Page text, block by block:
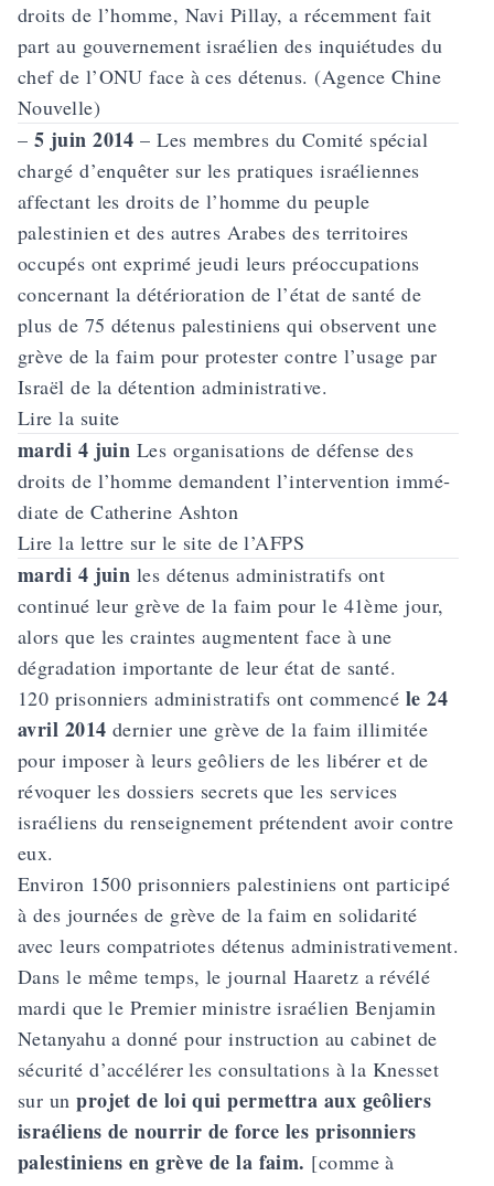
droits de l’homme, Navi Pillay, a récemment fait
part au gouvernement israélien des inquiétudes du
chef de l’ONU face à ces détenus. (Agence Chine
Nouvelle)
– 5 juin 2014– Les membres du Comité spécial
chargé d’enquêter sur les pratiques israéliennes
affectant les droits de l’homme du peuple
palestinien et des autres Arabes des territoires
occupés ont exprimé jeudi leurs préoccupations
concernant la détérioration de l’état de santé de
plus de 75 détenus palestiniens qui observent une
grève de la faim pour protester contre l’usage par
Israël de la détention administrative.
Lire la suite
mardi 4 juin Les orga­ni­sa­tions de défense des
droits de l’homme demandent l’intervention immé­
diate de Catherine Ashton
Lire la lettre sur le site de l’AFPS
mardi 4 juin les détenus administratifs ont
continué leur grève de la faim pour le 41ème jour,
alors que les craintes augmentent face à une
dégradation importante de leur état de santé.
120 prisonniers administratifs ont commencé le 24
avril 2014 dernier une grève de la faim illimitée
pour imposer à leurs geôliers de les libérer et de
révoquer les dossiers secrets que les services
israéliens du renseignement prétendent avoir contre
eux.
Environ 1500 prisonniers palestiniens ont participé
à des journées de grève de la faim en solidarité
avec leurs compatriotes détenus administrativement.
Dans le même temps, le journal Haaretz a révélé
mardi que le Premier ministre israélien Benjamin
Netanyahu a donné pour instruction au cabinet de
sécurité d’accélérer les consultations à la Knesset
sur un projet de loi qui permettra aux geôliers
israéliens de nourrir de force les prisonniers
palestiniens en grève de la faim. [comme à